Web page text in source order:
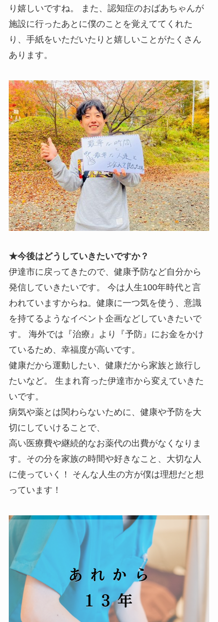
り嬉しいですね。 また、認知症のおばあちゃんが
施設に行ったあとに僕のことを覚えててくれた
り、手紙をいただいたりと嬉しいことがたくさん
あります。
★今後はどうしていきたいですか？
伊達市に戻ってきたので、健康予防など自分から
発信していきたいです。 今は人生100年時代と言
われていますからね。健康に一つ気を使う、意識
を持てるようなイベント企画などしていきたいで
す。 海外では『治療』より『予防』にお金をかけ
ているため、幸福度が高いです。
健康だから運動したい、健康だから家族と旅行し
たいなど。 生まれ育った伊達市から変えていきた
いです。
病気や薬とは関わらないために、健康や予防を大
切にしていけることで、
高い医療費や継続的なお薬代の出費がなくなりま
す。その分を家族の時間や好きなこと、大切な人
に使っていく！ そんな人生の方が僕は理想だと想
っています！